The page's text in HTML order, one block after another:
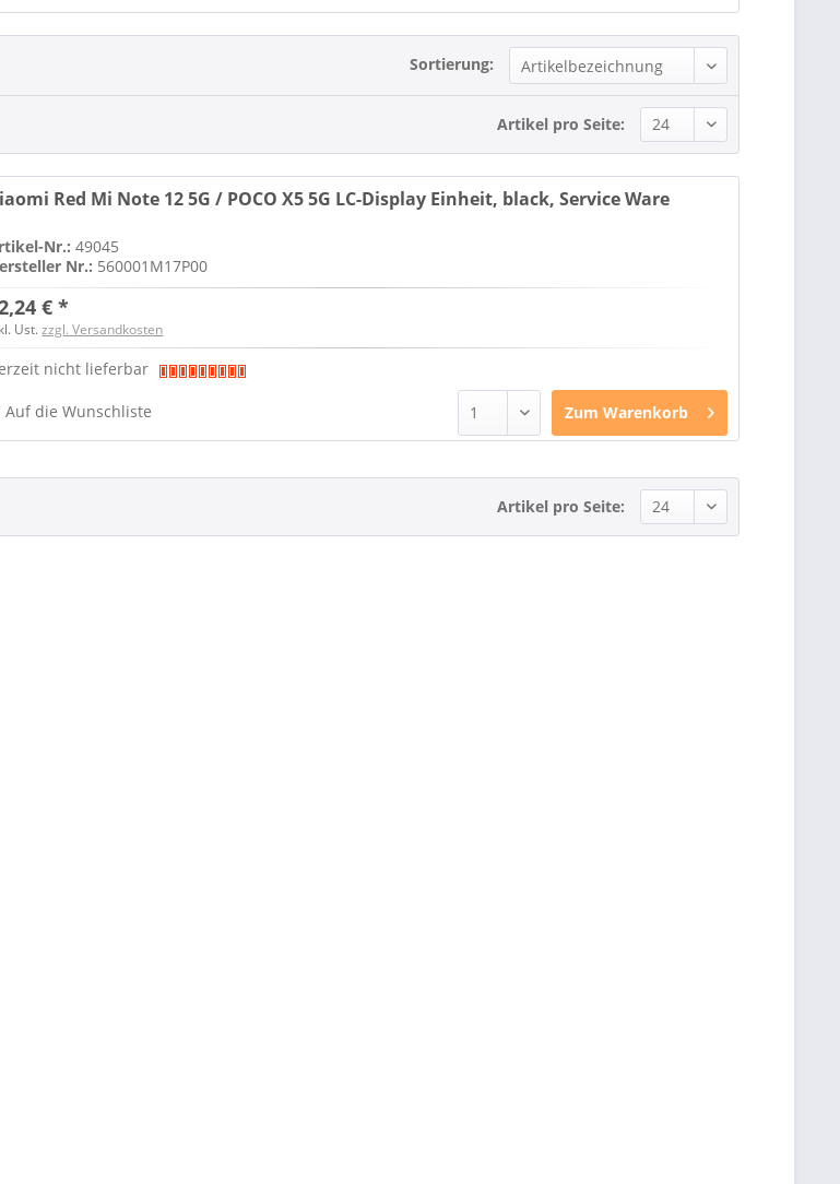
Sortierung:
Artikel pro Seite:
Red Mi Note 12 5G / POCO X5 5G LC-Display Einheit, black, Service Ware
Nr.:49045
Nr.: 560001M17P00
€ *
Ust.zzgl. Versandkosten
nicht lieferbar
Zum Warenkorb
Auf die Wunschliste
Artikel pro Seite: